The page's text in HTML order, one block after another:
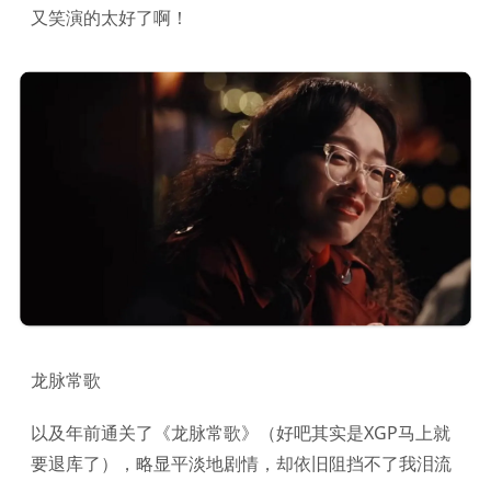
又笑演的太好了啊！
龙脉常歌
以及年前通关了《龙脉常歌》（好吧其实是XGP马上就
要退库了），略显平淡地剧情，却依旧阻挡不了我泪流